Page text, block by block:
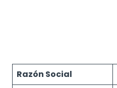
Razón Social